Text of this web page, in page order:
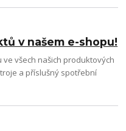
v našem e-shopu!
všech našich produktových
a příslušný spotřební